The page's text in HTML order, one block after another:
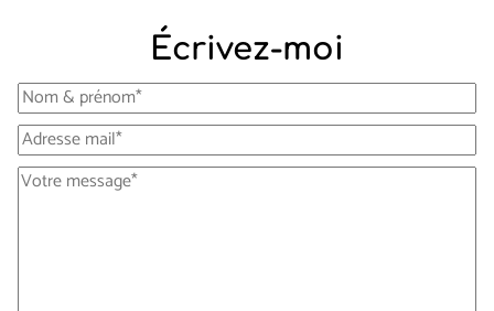
Écrivez-moi